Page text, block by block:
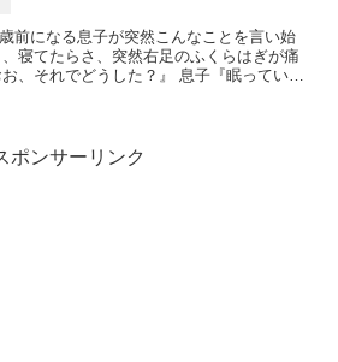
前になる息子が突然こんなことを言い始
ポンサーリンク